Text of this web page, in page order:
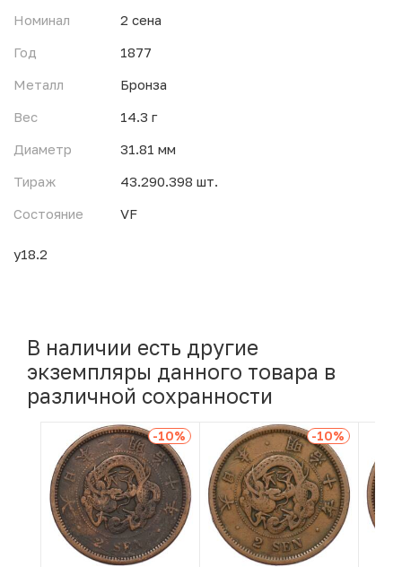
1дн. ч.
Номинал
2 сена
Год
1877
Металл
Бронза
Вес
14.3 г
Диаметр
31.81 мм
Тираж
43.290.398 шт.
Состояние
VF
y18.2
В наличии есть другие
экземпляры данного товара в
различной сохранности
-10% -10%